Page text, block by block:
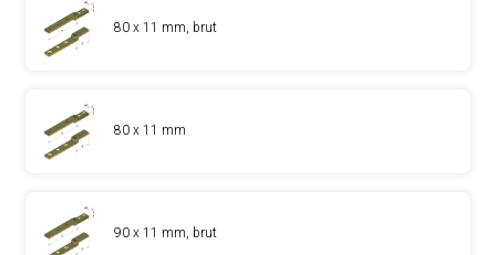
80 x 11 mm, brut
80 x 11 mm
90 x 11 mm, brut